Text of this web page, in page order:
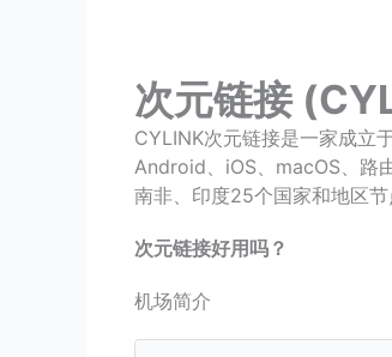
次元链接
CYLINK次元链接是一家成立
Android、iOS、macOS、路
南非、印度25个国家和地区节
次元链接好用吗？
机场简介